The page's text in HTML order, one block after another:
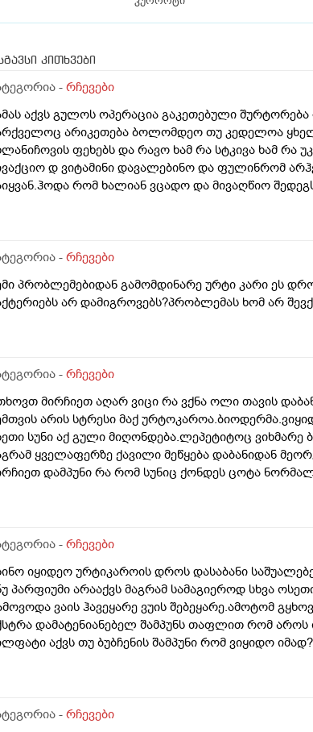
კითხვები
- რჩევები
აქვს გულოს ოპერაცია გაკეთებული
არიკეთება ბოლომდეო თუ კედელოა
ფეხებს და რავო ხამ რა სტკივა ხამ რა
დ ვიტამინი დავალებინო და ფულინრომ
რომ ხალიან ვცადო და მივაღწიო
უბნის ექიმის დანიშნულებას ვენდო ის ხომ
ექიმმა რამდენად სარისკოა?მის კარდიოლოგა
- რჩევები
პრობლემებიდან გამომდინარე ურტი კარი ეს
არ დამიგროვებს?პრობლემას ხომ არ
- რჩევები
მირჩიეთ აღარ ვიცი რა ვქნა ოლი თავის
არის სტრესი მაქ
სუნი აქ გული მიღონდება.ლეპეტიტოც ვიხმარე
ყველაფერზე ქავილი მეწყება დაბანიდან
დამპუნი რა რომ სუნიც ქონდეს ცოტა
აოხმაროა და ასე მგონია ბაბე იფრო ნახია
ბინჩენი უკეთესია რონელი?სხვადასხვა აქვს ბუბჩენს
- რჩევები
იყიდეო ურტიკაროის დროს დასაბანი
პარფიუმი არააქვს მაგრამ სამაგიეროდ სხვა
ვაის ჰავეყარე ვუის შებეყარე.ამოტომ
დამატენიანებელ შამპუნს თაფლით რომ
აქვს თუ ბუბჩენის შამპუნი რომ ვიყიდო იმად?
- რჩევები